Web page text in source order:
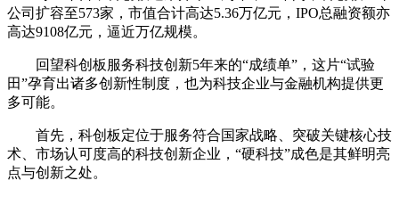
公司扩容至573家，市值合计高达5.36万亿元，IPO总融资额亦
高达9108亿元，逼近万亿规模。
回望科创板服务科技创新5年来的“成绩单”，这片“试验
田”孕育出诸多创新性制度，也为科技企业与金融机构提供更
多可能。
首先，科创板定位于服务符合国家战略、突破关键核心技
术、市场认可度高的科技创新企业，“硬科技”成色是其鲜明亮
点与创新之处。